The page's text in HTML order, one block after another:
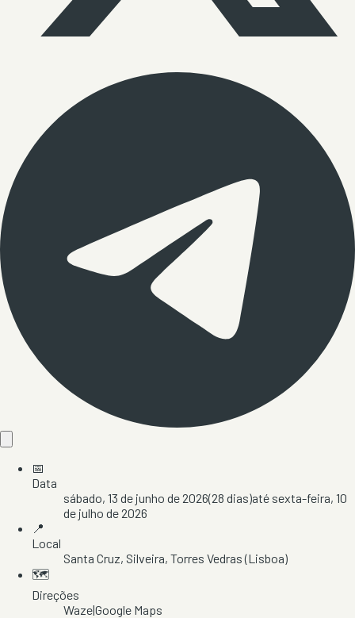
📅
Data
sábado, 13 de junho de 2026(28 dias)até sexta-feira, 10
de julho de 2026
📍
Local
Santa Cruz, Silveira, Torres Vedras(Lisboa)
🗺️
Direções
Waze|Google Maps